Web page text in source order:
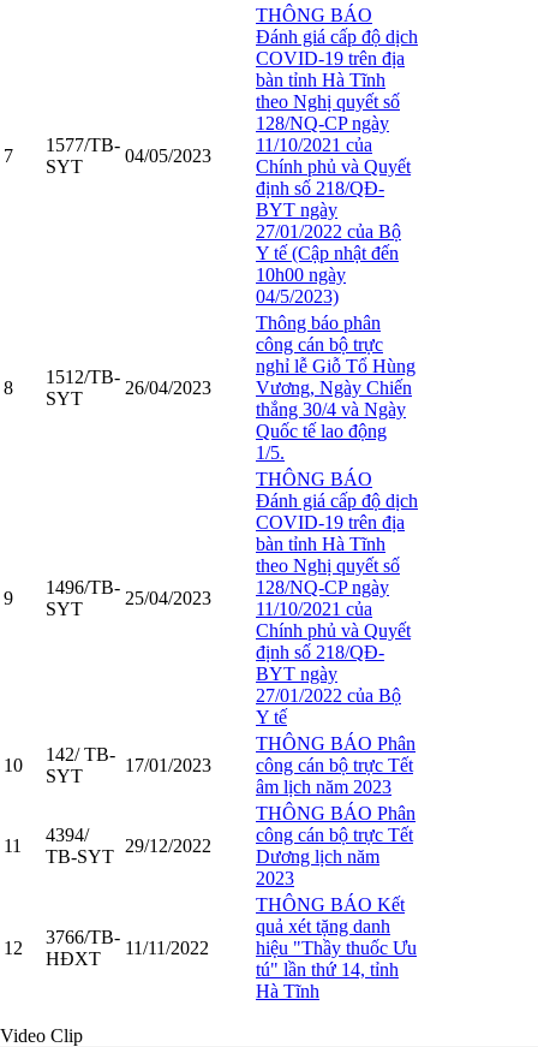
7
1577/TB-
SYT
04/05/2023
THÔNG BÁO
Đánh giá cấp độ dịch
COVID-19 trên địa
bàn tỉnh Hà Tĩnh
theo Nghị quyết số
128/NQ-CP ngày
11/10/2021 của
Chính phủ và Quyết
định số 218/QĐ-
BYT ngày
27/01/2022 của Bộ
Y tế (Cập nhật đến
10h00 ngày
04/5/2023)
8
1512/TB-
SYT
26/04/2023
Thông báo phân
công cán bộ trực
nghỉ lễ Giỗ Tổ Hùng
Vương, Ngày Chiến
thắng 30/4 và Ngày
Quốc tế lao động
1/5.
9
1496/TB-
SYT
25/04/2023
THÔNG BÁO
Đánh giá cấp độ dịch
COVID-19 trên địa
bàn tỉnh Hà Tĩnh
theo Nghị quyết số
128/NQ-CP ngày
11/10/2021 của
Chính phủ và Quyết
định số 218/QĐ-
BYT ngày
27/01/2022 của Bộ
Y tế
10
142/ TB-
SYT
17/01/2023
THÔNG BÁO Phân
công cán bộ trực Tết
âm lịch năm 2023
11
4394/
TB-SYT
29/12/2022
THÔNG BÁO Phân
công cán bộ trực Tết
Dương lịch năm
2023
12
3766/TB-
HĐXT
11/11/2022
THÔNG BÁO Kết
quả xét tặng danh
hiệu "Thầy thuốc Ưu
tú" lần thứ 14, tỉnh
Hà Tĩnh
Video Clip